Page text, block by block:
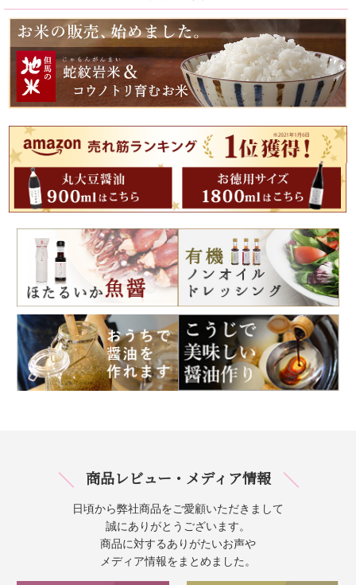
商品レビュー・メディア情報
日頃から弊社商品をご愛顧いただきまして
誠にありがとうございます。
商品に対するありがたいお声や
メディア情報をまとめました。